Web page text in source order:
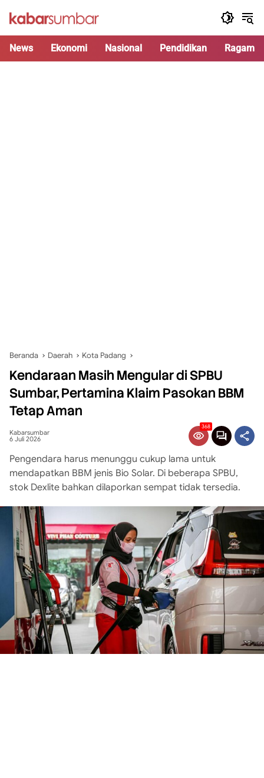
News Ekonomi Nasional Pendidikan Ragam
Beranda Daerah Kota Padang
Kendaraan Masih Mengular di SPBU
Sumbar, Pertamina Klaim Pasokan BBM
Tetap Aman
Kabarsumbar
6 Juli 2026
368
Pengendara harus menunggu cukup lama untuk
mendapatkan BBM jenis Bio Solar. Di beberapa SPBU,
stok Dexlite bahkan dilaporkan sempat tidak tersedia.